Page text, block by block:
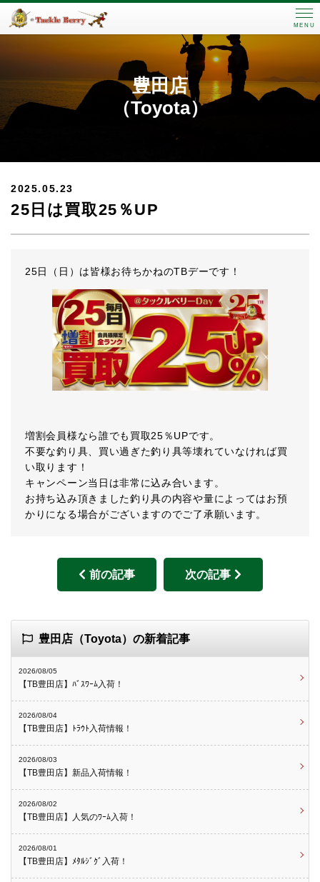
MENU
豊田店
（Toyota）
2025.05.23
25日は買取25％UP
25日（日）は皆様お待ちかねのTBデーです！
増割会員様なら誰でも買取25％UPです。
不要な釣り具、買い過ぎた釣り具等壊れていなければ買
い取ります！
キャンペーン当日は非常に込み合います。
お持ち込み頂きました釣り具の内容や量によってはお預
かりになる場合がございますのでご了承願います。
前の記事 次の記事
豊田店（Toyota）の新着記事
2026/08/05
【TB豊田店】ﾊﾞｽﾜｰﾑ入荷！
2026/08/04
【TB豊田店】ﾄﾗｳﾄ入荷情報！
2026/08/03
【TB豊田店】新品入荷情報！
2026/08/02
【TB豊田店】人気のﾜｰﾑ入荷！
2026/08/01
【TB豊田店】ﾒﾀﾙｼﾞｸﾞ入荷！